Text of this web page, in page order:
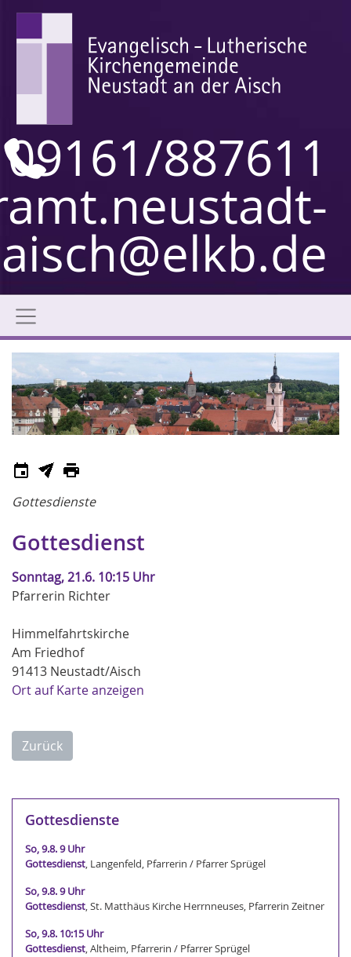
09161/887611
aisch@elkb.de
Gottesdienste
Gottesdienst
Sonntag, 21.6. 10:15 Uhr
Pfarrerin Richter
Himmelfahrtskirche
Am Friedhof
91413 Neustadt/Aisch
Ort auf Karte anzeigen
Zurück
Gottesdienste
So, 9.8. 9 Uhr
Gottesdienst, Langenfeld, Pfarrerin / Pfarrer Sprügel
So, 9.8. 9 Uhr
Gottesdienst, St. Matthäus Kirche Herrnneuses, Pfarrerin Zeitner
So, 9.8. 10:15 Uhr
Gottesdienst, Altheim, Pfarrerin / Pfarrer Sprügel